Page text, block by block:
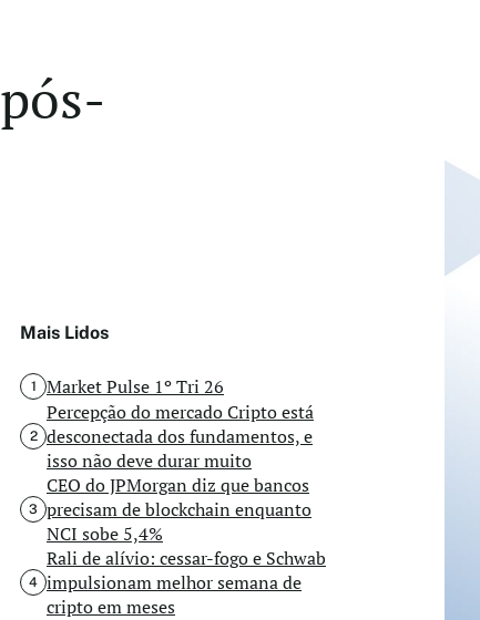
Mais Lidos
1 Market Pulse 1º Tri 26
2
Percepção do mercado Cripto está
desconectada dos fundamentos, e
isso não deve durar muito
3
CEO do JPMorgan diz que bancos
precisam de blockchain enquanto
NCI sobe 5,4%
4
Rali de alívio: cessar-fogo e Schwab
impulsionam melhor semana de
cripto em meses